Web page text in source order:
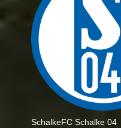
SchalkeFC Schalke 04